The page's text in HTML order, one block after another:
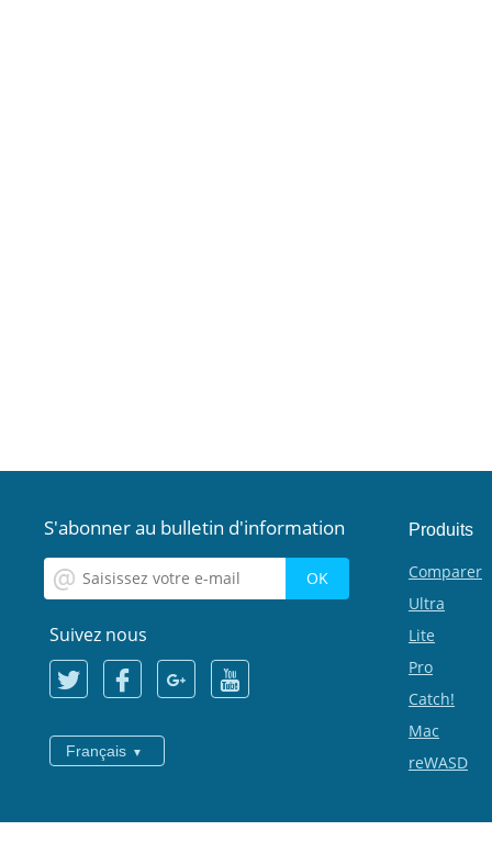
S'abonner au bulletin d'information
Suivez nous
Français
Produits
Comparer
Ultra
Lite
Pro
Catch!
Mac
reWASD